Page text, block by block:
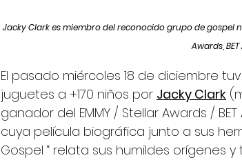
Jacky Clark es miembro del reconocido grupo de gospel
Awards,
El pasado miércoles 18 de diciembre
juguetes a +170 niños por Jacky Clark
ganador del EMMY / Stellar Awards /
cuya película biográfica junto a sus
Gospel “ relata sus humildes orígenes